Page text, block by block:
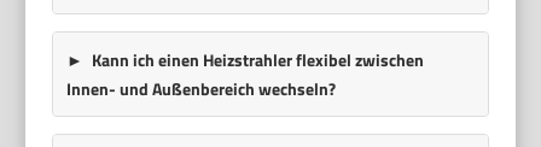
Kann ich einen Heizstrahler flexibel zwischen
Innen- und Außenbereich wechseln?